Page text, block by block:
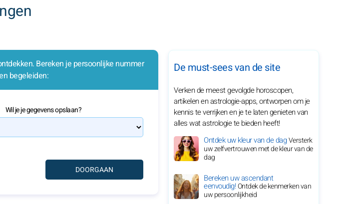
Bereken je persoonlijke nummer
begeleiden:
Wil je je gegevens opslaan?
De must-sees van de site
Verken de meest gevolgde horoscopen,
artikelen en astrologie-apps, ontworpen om je
kennis te verrijken en je te laten genieten van
alles wat astrologie te bieden heeft!
Ontdek uw kleur van de dagVersterk
uw zelfvertrouwen met de kleur van de
dag
Bereken uw ascendant
eenvoudig!Ontdek de kenmerken van
uw persoonlijkheid